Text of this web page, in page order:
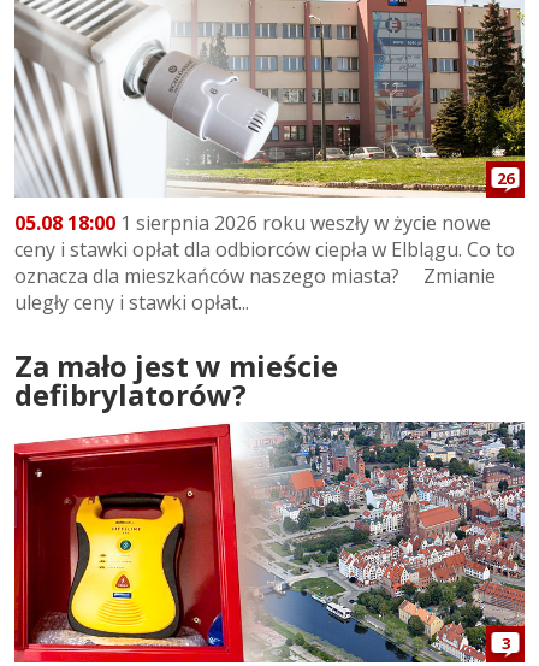
26
05.08 18:00 1 sierpnia 2026 roku weszły w życie nowe
ceny i stawki opłat dla odbiorców ciepła w Elblągu. Co to
oznacza dla mieszkańców naszego miasta? Zmianie
uległy ceny i stawki opłat...
Za mało jest w mieście
defibrylatorów?
3